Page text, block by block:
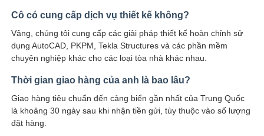
Cô có cung cấp dịch vụ thiết kế không?
Vâng, chúng tôi cung cấp các giải pháp thiết kế hoàn chỉnh sử
dụng AutoCAD, PKPM, Tekla Structures và các phần mềm
chuyên nghiệp khác cho các loại tòa nhà khác nhau.
Thời gian giao hàng của anh là bao lâu?
Giao hàng tiêu chuẩn đến cảng biển gần nhất của Trung Quốc
là khoảng 30 ngày sau khi nhận tiền gửi, tùy thuộc vào số lượng
đặt hàng.